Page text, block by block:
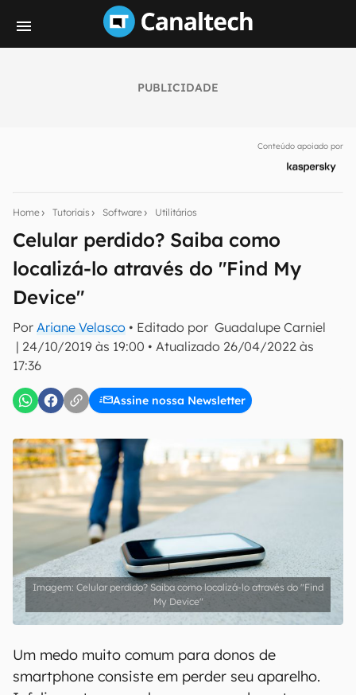
PUBLICIDADE
Conteúdo apoiado por
Home Tutoriais Software Utilitários
Celular perdido? Saiba como
localizá-lo através do "Find My
Device"
Por Ariane Velasco • Editado por Guadalupe Carniel
| 24/10/2019 às 19:00 • Atualizado 26/04/2022 às
17:36
Assine nossa Newsletter
notícias e reviews sobre tecnologia em primeira
inscreva-se
Uso e Política de Privacidade do Canaltech.
Celular perdido? Saiba como localizá-lo através do "Find
My Device"
Um medo muito comum para donos de
smartphone consiste em perder seu aparelho.